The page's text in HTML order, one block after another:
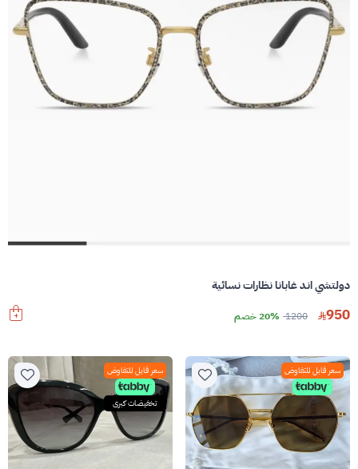
دولتشي اند غابانا نظارات نسائية
950
1200 20% خصم
سعر قابل للتفاوض سعر قابل للتفاوض
تخفيضات كبرى